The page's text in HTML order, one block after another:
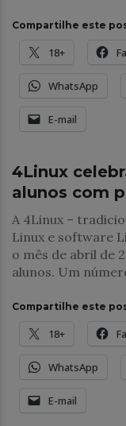
Compartilhe este
18+
WhatsApp
E-mail
Notícias
4Linux
alunos com
A 4Linux –
Linux e software
o mês de abril de
alunos. Um
Compartilhe este
18+
WhatsApp
E-mail